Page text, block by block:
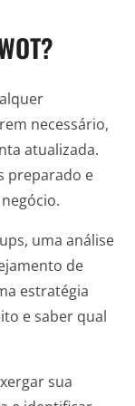
necessário,
atualizada.
preparado e
uma análise
de
estratégia
e saber qual
sua